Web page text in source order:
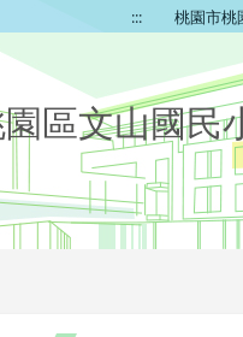
::: 桃園市桃
區文山國民